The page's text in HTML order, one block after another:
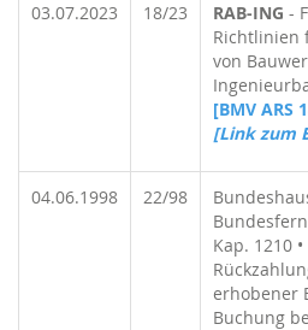
03.07.2023 18/23 RAB-ING -
Richtlinien
von
[BMV ARS
[Link zum
04.06.1998 22/98
Kap. 1210
erhobener
Buchung